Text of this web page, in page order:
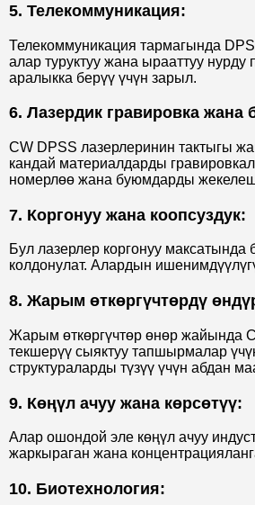
5. Телекоммуникация:
Телекоммуникация тармагында
алар туруктуу жана ырааттуу
аралыкка берүү үчүн зарыл.
6. Лазердик гравировка жана
CW DPSS лазерлеринин тактыгы
кандай материалдарды
номерлөө жана буюмдарды
7. Коргонуу жана коопсуздук:
Бул лазерлер коргонуу
колдонулат. Алардын
8. Жарым өткөргүчтөрдү
Жарым өткөргүчтөр өнөр жайында
текшерүү сыяктуу тапшырмалар
структураларды түзүү үчүн абдан
9. Көңүл ачуу жана көрсөтүү:
Алар ошондой эле көңүл ачуу
жаркыраган жана
10. Биотехнология: